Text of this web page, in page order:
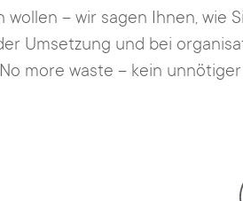
– wir sagen Ihnen,
Umsetzung und bei
No more waste – kein